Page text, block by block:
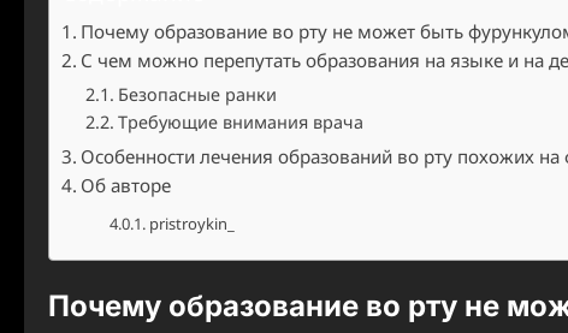
Почему образование во рту не может быть
С чем можно перепутать образования на языке и на
Безопасные ранки
Требующие внимания врача
Особенности лечения образований во рту похожих на
Об авторе
pristroykin_
Почему образование во рту не